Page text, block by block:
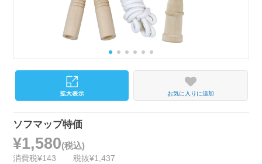
お気に入りに追加
ソフマップ特価
¥1,580(税込)
消費税¥143 税抜¥1,437